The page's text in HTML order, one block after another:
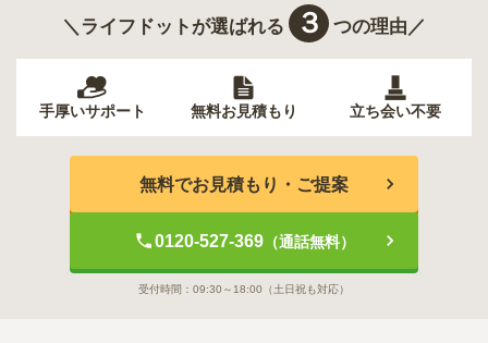
＼ライフドットが選ばれる ３ つの理由／
手厚いサポート 無料お見積もり 立ち会い不要
無料でお見積もり・ご提案
0120-527-369（通話無料）
受付時間： 09:30～18:00 （土日祝も対応）